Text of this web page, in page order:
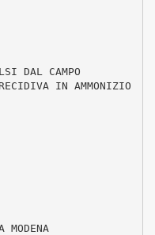
DAL CAMPO
IN AMMONIZIO